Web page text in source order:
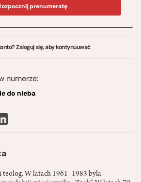
teolog. W latach 1961–1983 była
prenumeratę
Zaloguj się, aby kontynuuwać
numerze:
do nieba